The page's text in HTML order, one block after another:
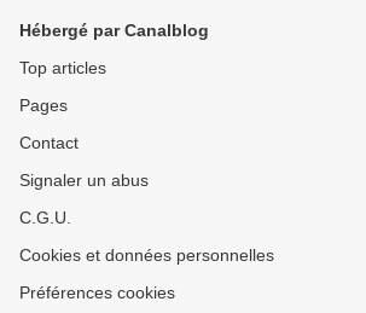
Hébergé par Canalblog
Top articles
Pages
Contact
Signaler un abus
C.G.U.
Cookies et données personnelles
Préférences cookies